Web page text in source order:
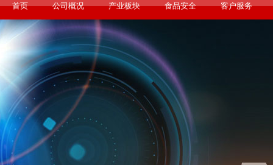
首页 公司概况 产业板块 食品安全 客户服务